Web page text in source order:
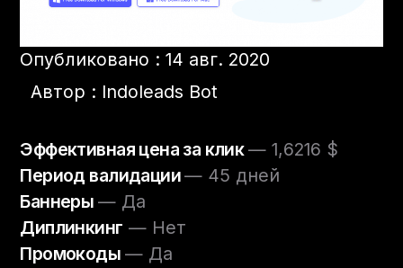
Опубликовано : 14 авг. 2020
Автор : Indoleads Bot
Эффективная цена за клик— 1,6216 $
Период валидации— 45 дней
Баннеры — Да
Диплинкинг — Нет
Промокоды — Да